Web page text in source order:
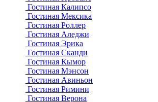
Гостиная Калипсо
Гостиная Мексика
Гостиная Роллер
Гостиная Аледжи
Гостиная Эрика
Гостиная Сканди
Гостиная Кымор
Гостиная Мэнсон
Гостиная Авиньон
Гостиная Римини
Гостиная Верона